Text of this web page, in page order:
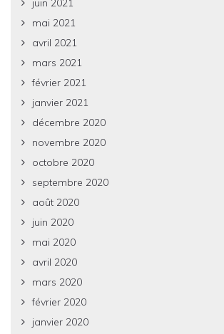
juin 2021
mai 2021
avril 2021
mars 2021
février 2021
janvier 2021
décembre 2020
novembre 2020
octobre 2020
septembre 2020
août 2020
juin 2020
mai 2020
avril 2020
mars 2020
février 2020
janvier 2020